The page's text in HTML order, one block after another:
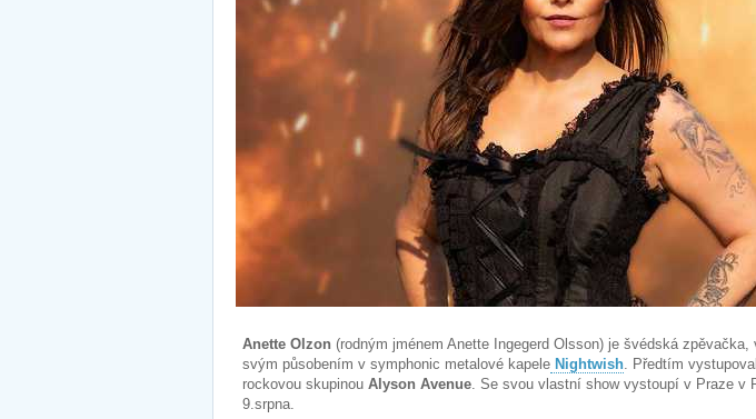
Anette Olzon (rodným jménem Anette Ingegerd Olsson) je švédská zpěvačka,
svým působením v symphonic metalové kapele Nightwish. Předtím
rockovou skupinou Alyson Avenue. Se svou vlastní show vystoupí v Praze v
9.srpna.